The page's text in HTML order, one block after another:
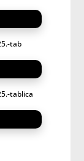
tab
tablica